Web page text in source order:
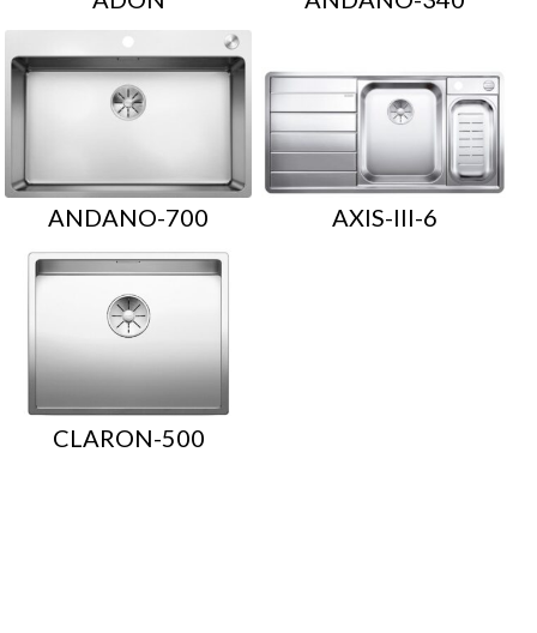
ANDANO-700 AXIS-III-6
CLARON-500